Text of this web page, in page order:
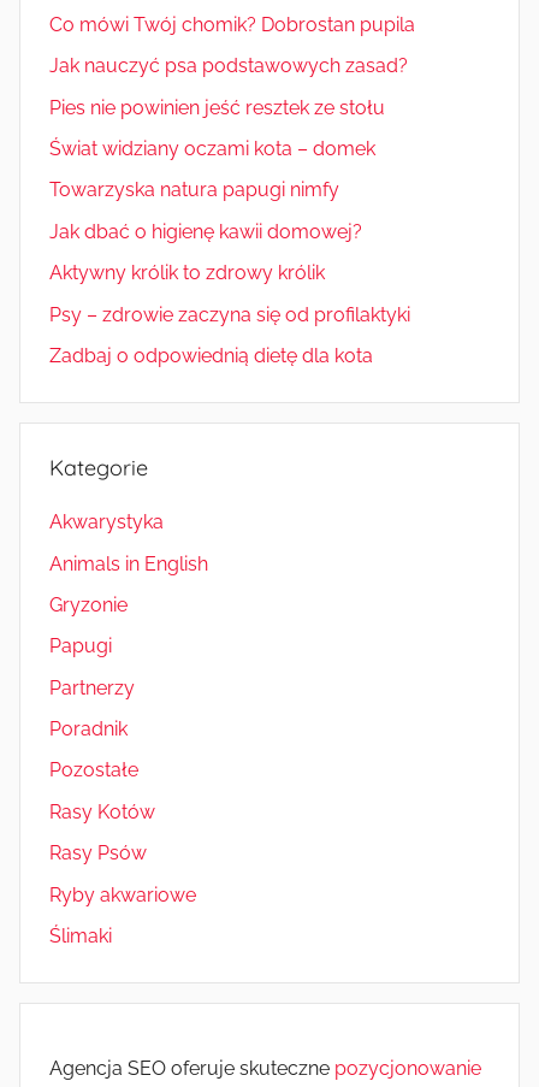
Co mówi Twój chomik? Dobrostan pupila
Jak nauczyć psa podstawowych zasad?
Pies nie powinien jeść resztek ze stołu
Świat widziany oczami kota – domek
Towarzyska natura papugi nimfy
Jak dbać o higienę kawii domowej?
Aktywny królik to zdrowy królik
Psy – zdrowie zaczyna się od profilaktyki
Zadbaj o odpowiednią dietę dla kota
Kategorie
Akwarystyka
Animals in English
Gryzonie
Papugi
Partnerzy
Poradnik
Pozostałe
Rasy Kotów
Rasy Psów
Ryby akwariowe
Ślimaki
Agencja SEO oferuje skuteczne pozycjonowanie